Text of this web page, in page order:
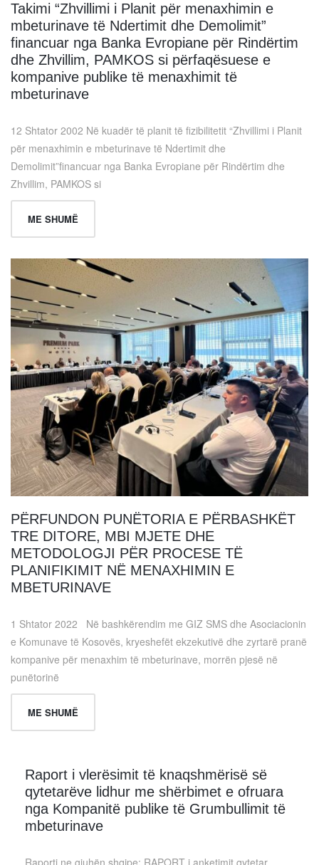
Takimi “Zhvillimi i Planit për menaxhimin e
mbeturinave të Ndertimit dhe Demolimit”
financuar nga Banka Evropiane për Rindërtim
dhe Zhvillim, PAMKOS si përfaqësuese e
kompanive publike të menaxhimit të
mbeturinave
12 Shtator 2002 Në kuadër të planit të fizibilitetit “Zhvillimi i Planit
për menaxhimin e mbeturinave të Ndertimit dhe
Demolimit”financuar nga Banka Evropiane për Rindërtim dhe
Zhvillim, PAMKOS si
ME SHUMË
PËRFUNDON PUNËTORIA E PËRBASHKËT
TRE DITORE, MBI MJETE DHE
METODOLOGJI PËR PROCESE TË
PLANIFIKIMIT NË MENAXHIMIN E
MBETURINAVE
1 Shtator 2022 Në bashkërendim me GIZ SMS dhe Asociacionin
e Komunave të Kosovës, kryeshefët ekzekutivë dhe zyrtarë pranë
kompanive për menaxhim të mbeturinave, morrën pjesë në
punëtorinë
ME SHUMË
Raport i vlerësimit të knaqshmërisë së
qytetarëve lidhur me shërbimet e ofruara
nga Kompanitë publike të Grumbullimit të
mbeturinave
Raporti ne gjuhën shqipe: RAPORT i anketimit qytetar_